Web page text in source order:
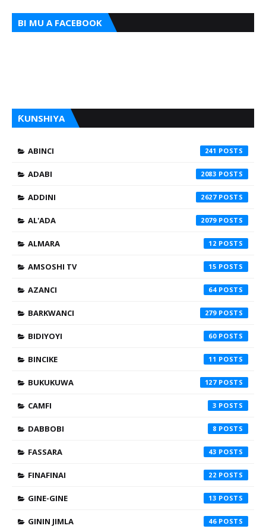
BI MU A FACEBOOK
ƘUNSHIYA
ABINCI 241
ADABI 2083
ADDINI 2627
AL'ADA 2079
ALMARA 12
AMSOSHI TV 15
AZANCI 64
BARKWANCI 279
BIDIYOYI 60
BINCIKE 11
BUKUKUWA 127
CAMFI 3
DABBOBI 8
FASSARA 43
FINAFINAI 22
GINE-GINE 13
GININ JIMLA 46